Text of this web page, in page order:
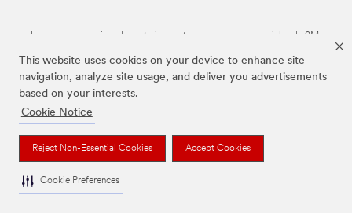
This website uses cookies on your device to enhance site
navigation, analyze site usage, and deliver you advertisements
based on your interests.
Cookie Notice
Reject Non-Essential Cookies Accept Cookies
Cookie Preferences
Las marcas mencionadas anteriormente son marcas comerciales de 3M.